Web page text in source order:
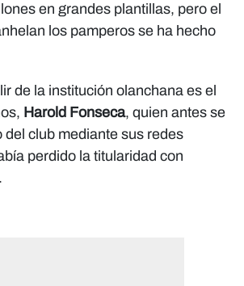
en grandes plantillas, pero el
los pamperos se ha hecho
de la institución olanchana es el
Harold Fonseca, quien antes se
del club mediante sus redes
perdido la titularidad con